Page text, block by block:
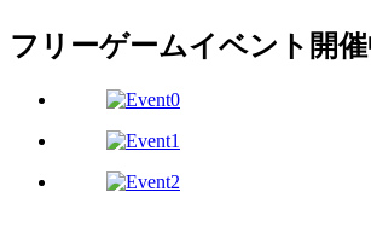
フリーゲームイベント開催